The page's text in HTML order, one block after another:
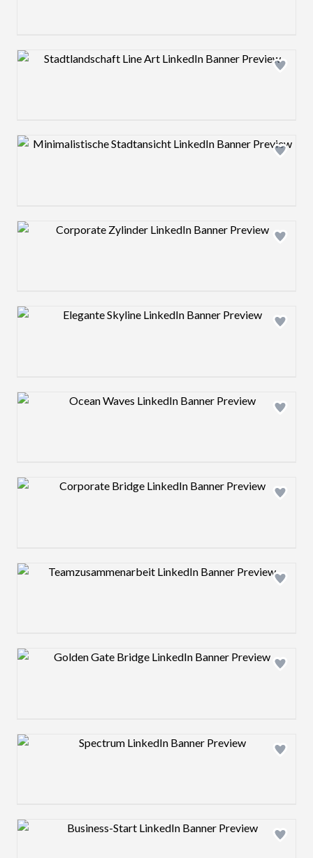
Design preview image
Design preview image
Design preview image
Design preview image
Design preview image
Design preview image
Design preview image
Design preview image
Design preview image
Design preview image